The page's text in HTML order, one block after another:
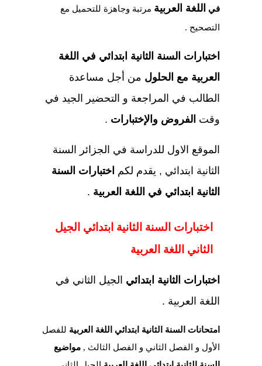
في اللغة العربية مرتبة وجاهزة للتحميل مع
التصحيح .
اختبارات السنة الثانية ابتدائي في اللغة
العربية مع الحلول من أجل مساعدة
الطالب في المراجعة و التحضير الجيد في
وقت الفروض والإختبارات .
الموقع الاول للدراسة في الجزائر السنة
الثانية ابتدائي , يقدم لكم اختبارات السنة
الثانية ابتدائي في اللغة العربية .
اختبارات السنة الثانية ابتدائي الجيل
الثاني اللغة العربية
اختبارات الثانية ابتدائي الجيل الثاني في
اللغة العربية .
امتحانات السنة الثانية ابتدائي اللغة العربية للفصل
الأول و الفصل الثاني و الفصل الثالث , مواضيع